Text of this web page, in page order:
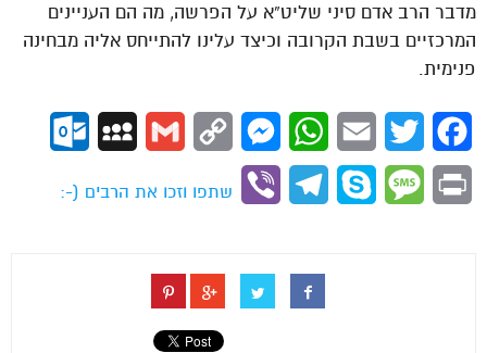
מדבר הרב אדם סיני שליט”א על הפרשה, מה הם העניינים
המרכזיים בשבת הקרובה וכיצד עלינו להתייחס אליה מבחינה
פנימית.
Facebook
Twitter
Email
WhatsApp
Messenger
Copy
Gmail
MySpace
Print
Message
Skype
Telegram
Viber
שתפו וזכו את הרבים (-: